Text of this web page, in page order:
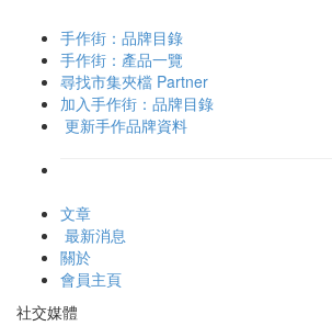
手作街：品牌目錄
手作街：產品一覽
尋找市集夾檔 Partner
加入手作街：品牌目錄
更新手作品牌資料
文章
最新消息
關於
會員主頁
社交媒體